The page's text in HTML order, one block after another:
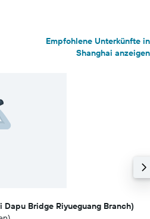
Empfohlene Unterkünfte in
Shanghai anzeigen
Dapu Bridge Riyueguang Branch)